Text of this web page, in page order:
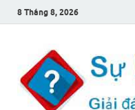
8 Tháng 8, 2026